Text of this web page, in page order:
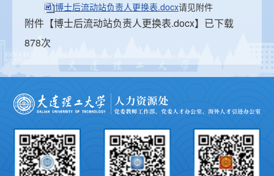
博士后流动站负责人更换表.docx请见附件
附件【博士后流动站负责人更换表.docx】已下载
878次